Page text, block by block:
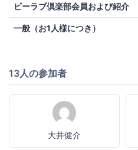
ビーラブ倶楽部会員および紹介
一般（お1人様につき）
13人の参加者
大井健介